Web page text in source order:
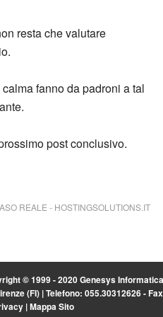
resta che valutare
fanno da padroni a tal
post conclusivo.
REALE - HOSTINGSOLUTIONS.IT
© 1999 - 2020 Genesys
(FI) | Telefono: 055.30312626 -
|Mappa Sito